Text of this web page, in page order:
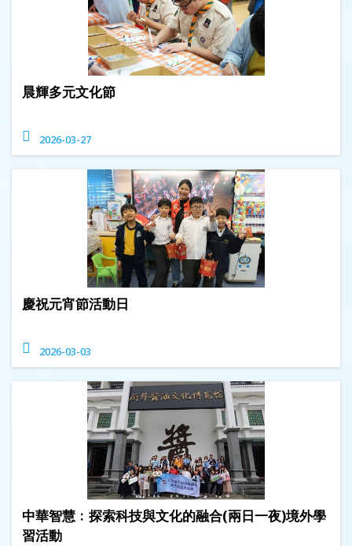
晨輝多元文化節
2026-03-27
慶祝元宵節活動日
2026-03-03
中華智慧﹕探索科技與文化的融合(兩日一夜)境外學
習活動